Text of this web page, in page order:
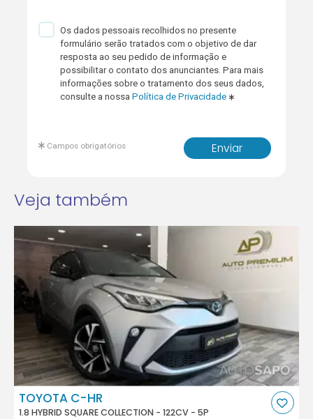
Os dados pessoais recolhidos no presente
formulário serão tratados com o objetivo de dar
resposta ao seu pedido de informação e
possibilitar o contato dos anunciantes. Para mais
informações sobre o tratamento dos seus dados,
consulte a nossaPolítica de Privacidade
Enviar
Campos obrigatórios
Veja também
TOYOTA C-HR
1.8 HYBRID SQUARE COLLECTION - 122CV - 5P